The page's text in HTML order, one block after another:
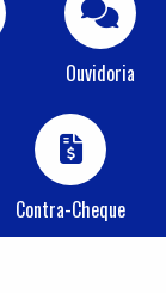
Ouvidoria
Contra-Cheque